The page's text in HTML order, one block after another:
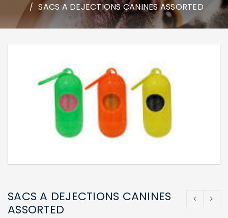
/ SACS A DEJECTIONS CANINES ASSORTED
SACS A DEJECTIONS CANINES
ASSORTED